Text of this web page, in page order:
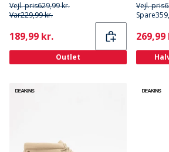
Vejl. pris629,99 kr.
Var229,99 kr.
Current
189,99 kr.
Outlet
Vejl. pris
Spare
269,99